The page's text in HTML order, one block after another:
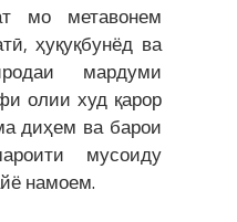
мо метавонем
ҳуқуқбунёд ва
мардуми
олии худ қарор
диҳем ва барои
мусоиду
намоем.